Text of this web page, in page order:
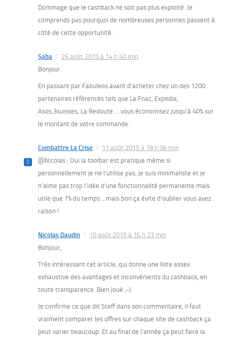
Dommage que le cashback ne soit pas plus exploité. Je
comprends pas pourquoi de nombreuses personnes passent à
côté de cette opportunité.
Saba
26 août 2015 à 14 h 40 min
Bonjour
En passant par Fabuleos avant d’acheter chez un des 1200
partenaires référencés tels que La Fnac, Expedia,
Asos,3suisses, La Redoute … vous économisez jusqu’à 40% sur
le montant de votre commande.
Combattre La Crise
11 août 2015 à 18 h 06 min
@Nicolas : Oui la toolbar est pratique même si
personnellement je ne l’utilise pas, je suis minimaliste et je
n’aime pas trop l’idée d’une fonctionnalité permanente mais
utile que 1% du temps… mais bon ça évite d’oublier vous avez
raison !
Nicolas Daudin
10 août 2015 à 16 h 23 min
Bonjour,
Très intéressant cet article, qui donne une liste assex
exhaustive des avantages et inconvénients du cashback, en
toute transparence. Bien joué ;-)
Je confirme ce que dit Steff dans son commentaire, il faut
vraiment comparer les offres sur chaque site de cashback ça
peut varier beaucoup. Et au final de l’année ça peut faire la